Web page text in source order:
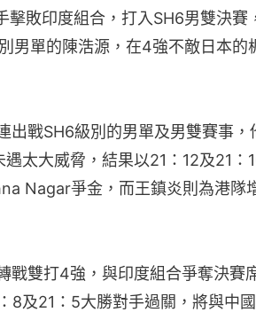
擊敗印度組合，打入SH6男雙決賽
男單的陳浩源，在4強不敵日本的
出戰SH6級別的男單及男雙賽事，
太大威脅，結果以21：12及21：
Nagar爭金，而王鎮炎則為港隊
戰雙打4強，與印度組合爭奪決賽
8及21：5大勝對手過關，將與中